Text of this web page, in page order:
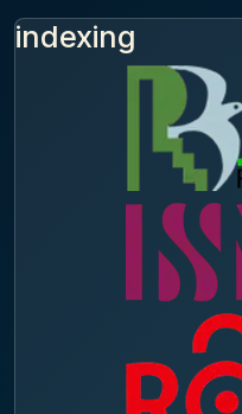
indexing